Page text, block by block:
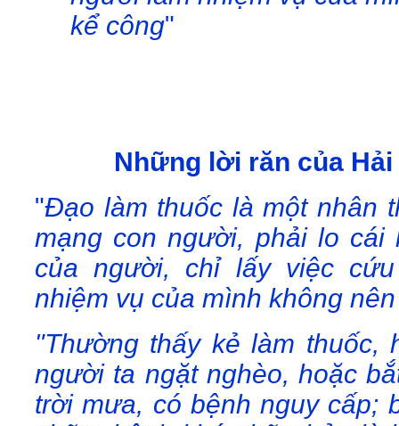
kể công"
Những lời răn của
"Đạo làm thuốc là một nhân
mạng con người, phải lo
của người, chỉ lấy việc
nhiệm vụ của mình không
"Thường thấy kẻ làm thuốc,
người ta ngặt nghèo, hoặc
trời mưa, có bệnh nguy cấp;